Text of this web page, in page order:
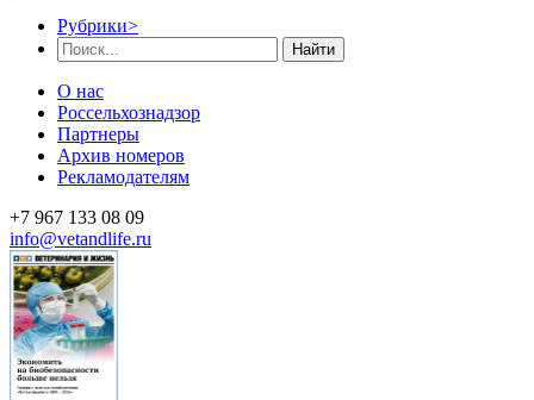
Рубрики>
Найти
О нас
Россельхознадзор
Партнеры
Архив номеров
Рекламодателям
+7 967 133 08 09
info@vetandlife.ru